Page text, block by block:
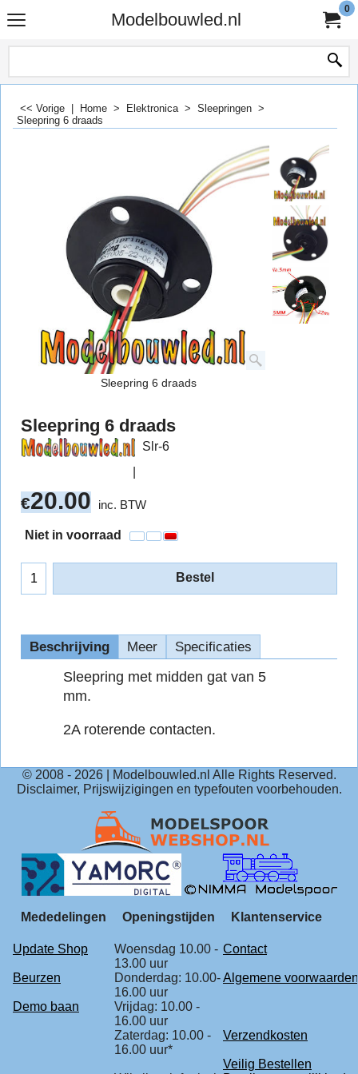
Modelbouwled.nl
0
<< Vorige Home > Elektronica> Sleepringen >
Sleepring 6 draads
Sleepring 6 draads
Sleepring 6 draads
Slr-6
€20.00 inc. BTW
Niet in voorraad
Bestel
Beschrijving Meer Specificaties
Sleepring met midden gat van 5
mm.
2A roterende contacten.
© 2008 - 2026| Modelbouwled.nl Alle Rights Reserved.
Disclaimer, Prijswijzigingen en typefouten voorbehouden.
Mededelingen Openingstijden Klantenservice
Update Shop
Woensdag 10.00 -
13.00 uur
Contact
Beurzen
Donderdag: 10.00-
16.00 uur
Algemene voorwaarden
Demo baan
Vrijdag: 10.00 -
16.00 uur
Zaterdag: 10.00 -
16.00 uur*
Verzendkosten
Veilig Bestellen